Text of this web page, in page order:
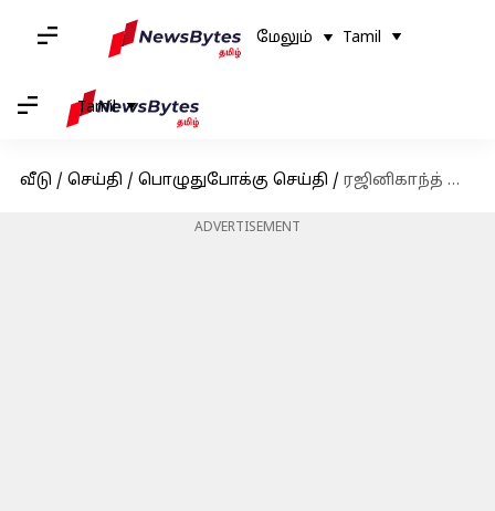
மேலும் Tamil
Tamil
வீடு / செய்தி / பொழுதுபோக்கு செய்தி / ரஜினிகாந்த் முதல் சமந்தா ரூத் பிரபு, படம் நஷ்டமடைந்தவுடன் சம்பளத்தை திருப்பி அளித்த நட்சத்திரங்கள்
ADVERTISEMENT